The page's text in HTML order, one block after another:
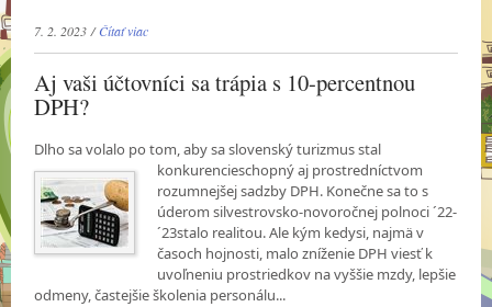
7. 2. 2023 /Čítať viac
Aj vaši účtovníci sa trápia s 10-percentnou
DPH?
Dlho sa volalo po tom, aby sa slovenský turizmus stal
konkurencieschopný aj prostredníctvom
rozumnejšej sadzby DPH. Konečne sa to s
úderom silvestrovsko-novoročnej polnoci ´22-
´23stalo realitou. Ale kým kedysi, najmä v
časoch hojnosti, malo zníženie DPH viesť k
uvoľneniu prostriedkov na vyššie mzdy, lepšie
odmeny, častejšie školenia personálu...